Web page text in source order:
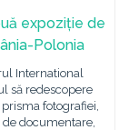
expoziție de
Polonia
International
să redescopere
fotografiei,
documentare,